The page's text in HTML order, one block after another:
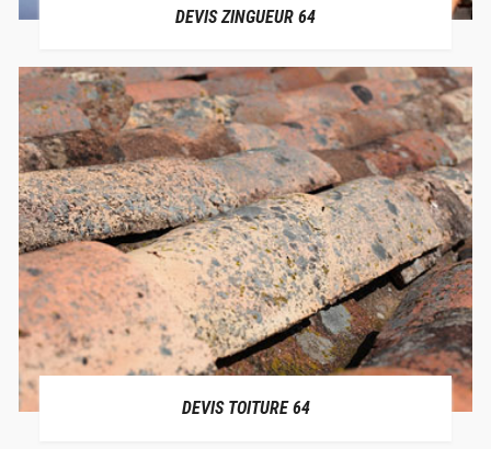
DEVIS ZINGUEUR 64
DEVIS TOITURE 64